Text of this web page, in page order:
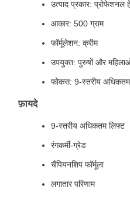
उत्पाद प्रकार: प्रोफेशनल
आकार: 500 ग्राम
फॉर्मूलेशन: क्रीम
उपयुक्त: पुरुषों और
फोकस: 9-स्तरीय अधिकतम
फ़ायदे
9-स्तरीय अधिकतम लिफ्ट
रंगकर्मी-ग्रेड
चैंपियनशिप फॉर्मूला
लगातार परिणाम